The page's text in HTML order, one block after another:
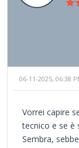
06-11-2025, 06:38
Vorrei capire
tecnico e se è
Sembra,